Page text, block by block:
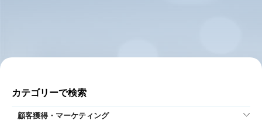
カテゴリーで検索
顧客獲得・マーケティング